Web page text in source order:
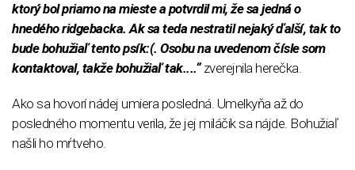
ktorý bol priamo na mieste a potvrdil mi, že sa jedná o
hnedého ridgebacka. Ak sa teda nestratil nejaký ďalší, tak to
bude bohužiaľ tento psík:(. Osobu na uvedenom čísle som
kontaktoval, takže bohužiaľ tak....“zverejnila herečka.
Ako sa hovorí nádej umiera posledná. Umelkyňa až do
posledného momentu verila, že jej miláčik sa nájde. Bohužiaľ
našli ho mŕtveho.